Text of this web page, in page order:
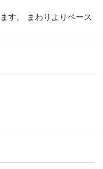
す。 まわりよりペース